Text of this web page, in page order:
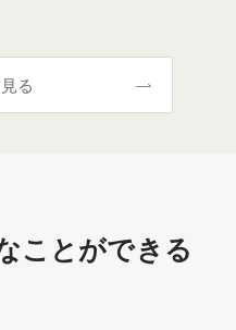
る
ことができる